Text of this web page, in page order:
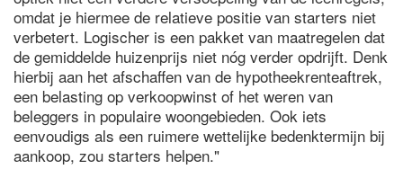
omdat je hiermee de relatieve positie van starters niet
verbetert. Logischer is een pakket van maatregelen dat
de gemiddelde huizenprijs niet nóg verder opdrijft. Denk
hierbij aan het afschaffen van de hypotheekrenteaftrek,
een belasting op verkoopwinst of het weren van
beleggers in populaire woongebieden. Ook iets
eenvoudigs als een ruimere wettelijke bedenktermijn bij
aankoop, zou starters helpen."